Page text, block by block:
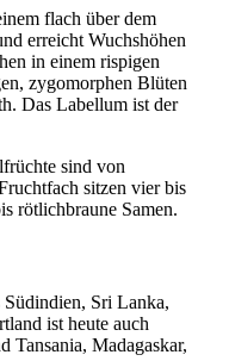
flach über dem
erreicht Wuchshöhen
in einem rispigen
zygomorphen Blüten
Das Labellum ist der
sind von
sitzen vier bis
rötlichbraune Samen.
Sri Lanka,
ist heute auch
Tansania, Madagaskar,